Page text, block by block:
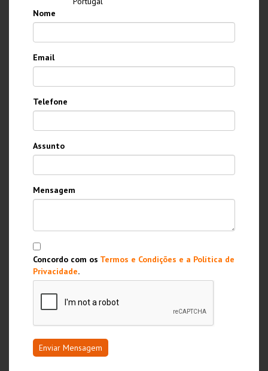
Nome
Email
Telefone
Assunto
Mensagem
Concordo com os Termos e Condições e a Política de
Privacidade.
Enviar Mensagem